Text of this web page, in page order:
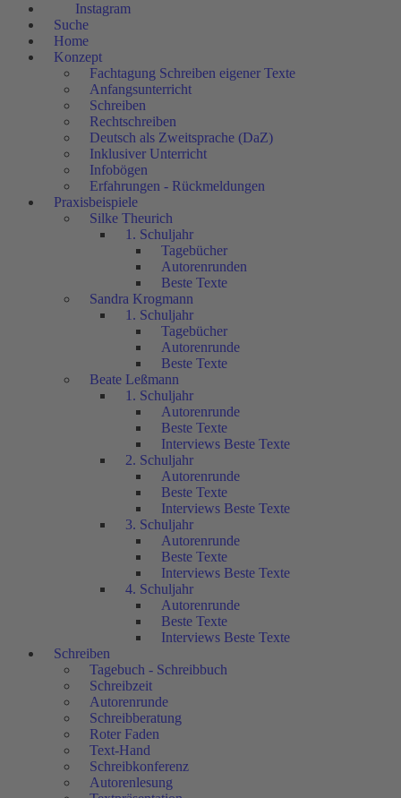
Instagram
Suche
Home
Konzept
Fachtagung Schreiben eigener Texte
Anfangsunterricht
Schreiben
Rechtschreiben
Deutsch als Zweitsprache (DaZ)
Inklusiver Unterricht
Infobögen
Erfahrungen - Rückmeldungen
Praxisbeispiele
Silke Theurich
1. Schuljahr
Tagebücher
Autorenrunden
Beste Texte
Sandra Krogmann
1. Schuljahr
Tagebücher
Autorenrunde
Beste Texte
Beate Leßmann
1. Schuljahr
Autorenrunde
Beste Texte
Interviews Beste Texte
2. Schuljahr
Autorenrunde
Beste Texte
Interviews Beste Texte
3. Schuljahr
Autorenrunde
Beste Texte
Interviews Beste Texte
4. Schuljahr
Autorenrunde
Beste Texte
Interviews Beste Texte
Schreiben
Tagebuch - Schreibbuch
Schreibzeit
Autorenrunde
Schreibberatung
Roter Faden
Text-Hand
Schreibkonferenz
Autorenlesung